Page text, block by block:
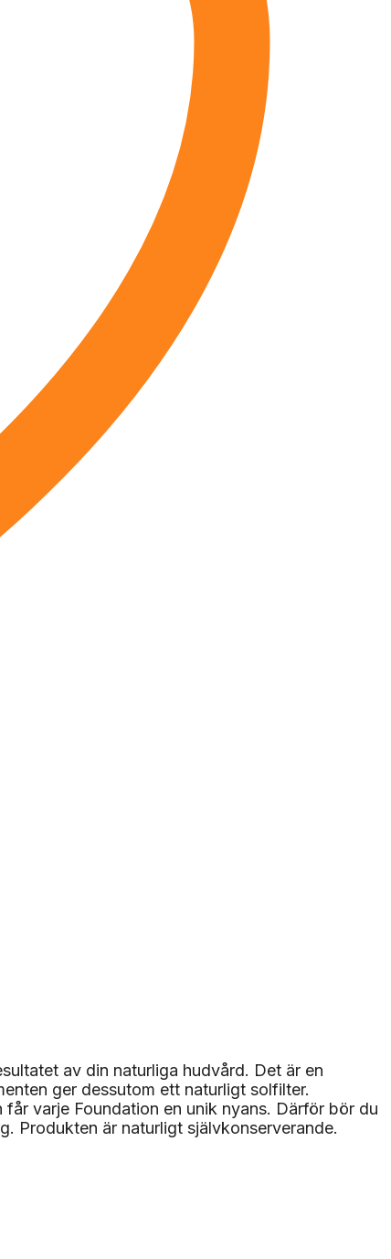
av din naturliga hudvård. Det är en
ger dessutom ett naturligt solfilter.
varje Foundation en unik nyans. Därför bör du
Produkten är naturligt självkonserverande.